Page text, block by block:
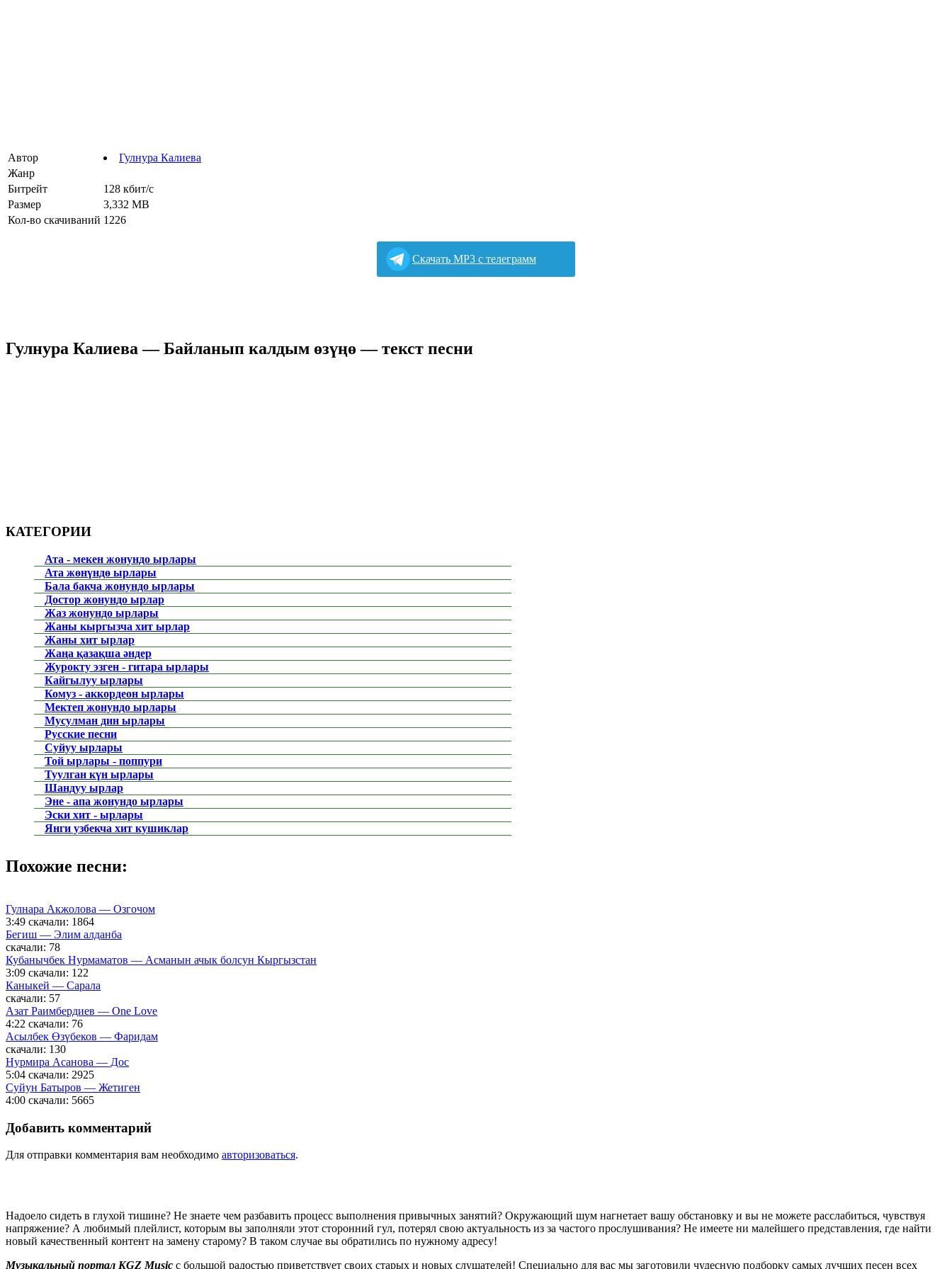
Автор
Гулнура Калиева
Жанр
Битрейт
128 кбит/с
Размер
3,332 MB
Кол-во скачиваний 1226
Cкачать MP3 с телеграмм
Гулнура Калиева — Байланып калдым өзүңө — текст песни
КАТЕГОРИИ
Ата - мекен жонундо ырлары
Ата жөнүндө ырлары
Бала бакча жонундо ырлары
Достор жонундо ырлар
Жаз жонундо ырлары
Жаны кыргызча хит ырлар
Жаны хит ырлар
Жаңа қазақша әндер
Журокту эзген - гитара ырлары
Кайгылуу ырлары
Комуз - аккордеон ырлары
Мектеп жонундо ырлары
Мусулман дин ырлары
Русские песни
Суйуу ырлары
Той ырлары - поппури
Туулган күн ырлары
Шандуу ырлар
Эне - апа жонундо ырлары
Эски хит - ырлары
Янги узбекча хит кушиклар
Похожие песни:
Гулнара Акжолова — Озгочом
3:49 скачали: 1864
Бегиш — Элим алданба
скачали: 78
Кубанычбек Нурмаматов — Асманын ачык болсун Кыргызстан
3:09 скачали: 122
Каныкей — Сарала
скачали: 57
Азат Раимбердиев — One Love
4:22 скачали: 76
Асылбек Өзүбеков — Фаридам
скачали: 130
Нурмира Асанова — Дос
5:04 скачали: 2925
Суйун Батыров — Жетиген
4:00 скачали: 5665
Добавить комментарий
Для отправки комментария вам необходимо авторизоваться.
Надоело сидеть в глухой тишине? Не знаете чем разбавить процесс выполнения привычных занятий? Окружающий шум нагнетает вашу обстановку и вы не можете расслабиться, чувствуя
напряжение? А любимый плейлист, которым вы заполняли этот сторонний гул, потерял свою актуальность из за частого прослушивания? Не имеете ни малейшего представления, где найти
новый качественный контент на замену старому? В таком случае вы обратились по нужному адресу!
Музыкальный портал KGZ Music с большой радостью приветствует своих старых и новых слушателей! Специально для вас мы заготовили чудесную подборку самых лучших песен всех